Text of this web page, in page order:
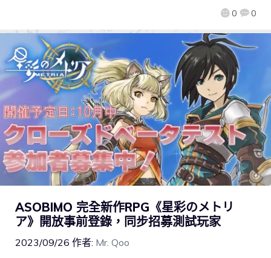
0 0
ASOBIMO 完全新作RPG《星彩のメトリ
ア》開放事前登錄，同步招募測試玩家
2023/09/26 作者: Mr. Qoo